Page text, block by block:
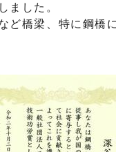
ました。
橋梁、特に鋼橋